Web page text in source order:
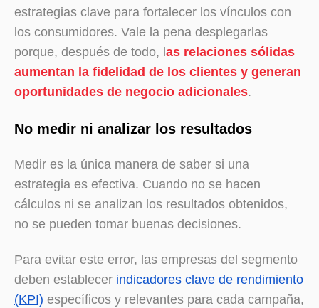
estrategias clave para fortalecer los vínculos con
los consumidores. Vale la pena desplegarlas
porque, después de todo, las relaciones sólidas
aumentan la fidelidad de los clientes y generan
oportunidades de negocio adicionales.
No medir ni analizar los resultados
Medir es la única manera de saber si una
estrategia es efectiva. Cuando no se hacen
cálculos ni se analizan los resultados obtenidos,
no se pueden tomar buenas decisiones.
Para evitar este error, las empresas del segmento
deben establecer indicadores clave de rendimiento
(KPI) específicos y relevantes para cada campaña,